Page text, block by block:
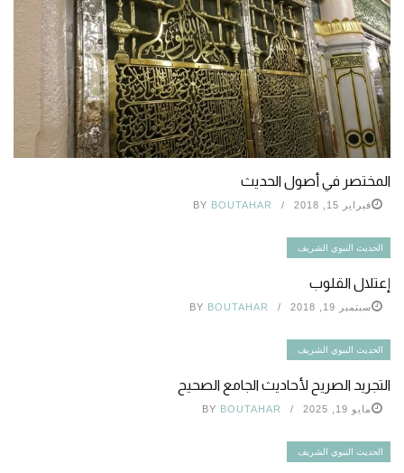
المختصر في أصول الحديث
فبراير 15, 2018 BY BOUTAHAR
الحديث النبوي الشريف
إعتلال القلوب
سبتمبر 19, 2018 BY BOUTAHAR
الحديث النبوي الشريف
التجريد الصريح لأحاديث الجامع الصحيح
مايو 19, 2025 BY BOUTAHAR
الحديث النبوي الشريف